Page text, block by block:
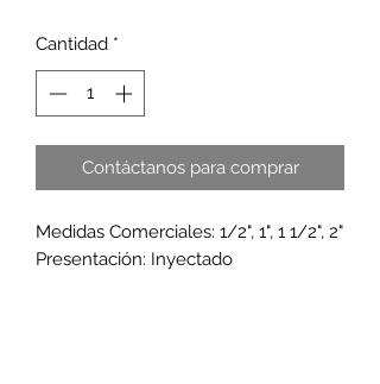
Cantidad *
Contáctanos para comprar
Medidas Comerciales: 1/2", 1", 1 1/2", 2"
Presentación: Inyectado